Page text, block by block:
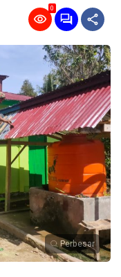
0
Perbesar